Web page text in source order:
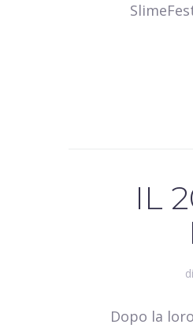
IL
di
Dopo la